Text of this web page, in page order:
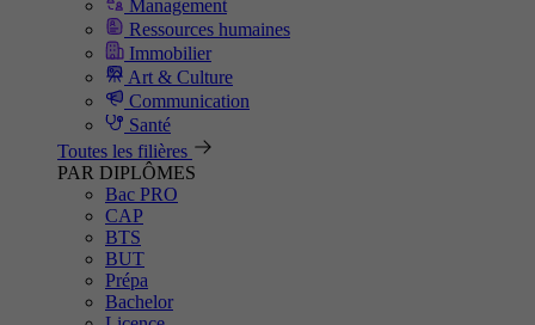
Management
Ressources humaines
Immobilier
Art & Culture
Communication
Santé
Toutes les filières
PAR DIPLÔMES
Bac PRO
CAP
BTS
BUT
Prépa
Bachelor